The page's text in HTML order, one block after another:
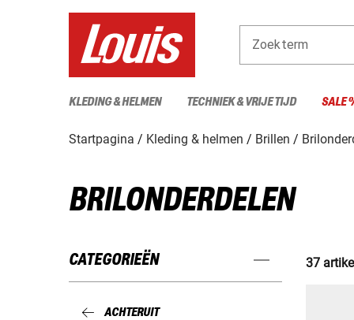
Zoekterm
KLEDING & HELMEN TECHNIEK & VRIJE TIJD SALE
Startpagina Kleding & helmen Brillen
BRILONDERDELEN
CATEGORIEËN
ACHTERUIT
37